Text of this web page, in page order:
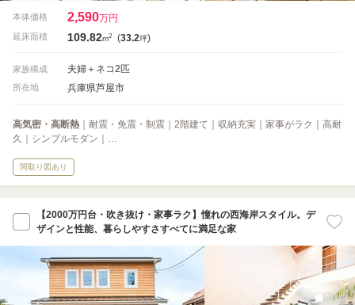
本体価格 2,590万円
延床面積 109.82m2 (33.2坪)
家族構成 夫婦＋ネコ2匹
所在地 兵庫県芦屋市
高気密・高断熱 ｜耐震・免震・制震｜2階建て｜収納充実｜家事がラク｜高耐
久｜シンプルモダン｜…
間取り図あり
【2000万円台・吹き抜け・家事ラク】憧れの西海岸スタイル。デ
ザインと性能、暮らしやすさすべてに満足な家